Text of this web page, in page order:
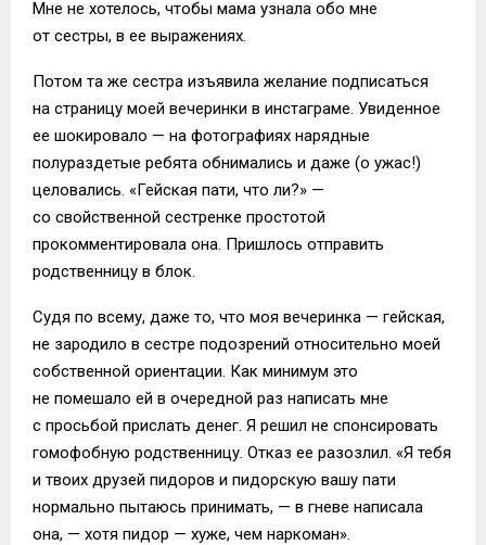
Мне не хотелось, чтобы мама узнала обо мне
от сестры, в ее выражениях.
Потом та же сестра изъявила желание подписаться
на страницу моей вечеринки в инстаграме. Увиденное
ее шокировало — на фотографиях нарядные
полураздетые ребята обнимались и даже (о ужас!)
целовались. «Гейская пати, что ли?» —
со свойственной сестренке простотой
прокомментировала она. Пришлось отправить
родственницу в блок.
Судя по всему, даже то, что моя вечеринка — гейская,
не зародило в сестре подозрений относительно моей
собственной ориентации. Как минимум это
не помешало ей в очередной раз написать мне
с просьбой прислать денег. Я решил не спонсировать
гомофобную родственницу. Отказ ее разозлил. «Я тебя
и твоих друзей пидоров и пидорскую вашу пати
нормально пытаюсь принимать, — в гневе написала
она, — хотя пидор — хуже, чем наркоман».